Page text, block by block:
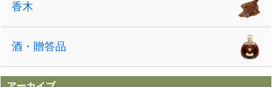
香木
酒・贈答品